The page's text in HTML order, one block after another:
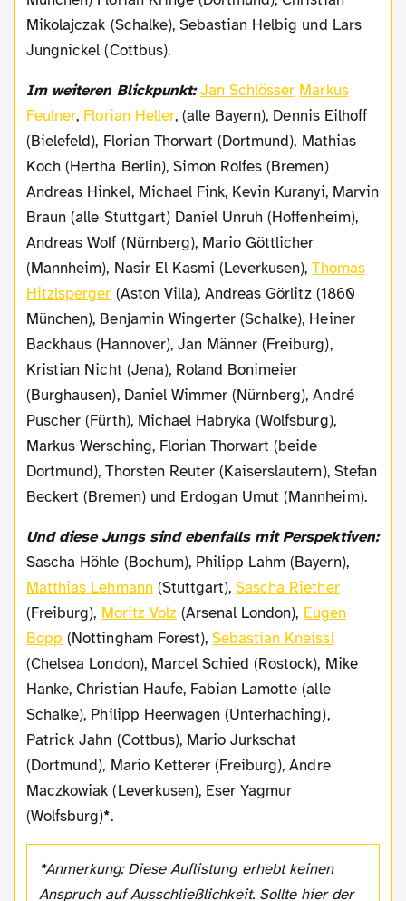
Mikolajczak (Schalke), Sebastian Helbig und Lars
Jungnickel (Cottbus).
Im weiteren Blickpunkt: Jan Schlösser Markus
Feulner, Florian Heller, (alle Bayern), Dennis Eilhoff
(Bielefeld), Florian Thorwart (Dortmund), Mathias
Koch (Hertha Berlin), Simon Rolfes (Bremen)
Andreas Hinkel, Michael Fink, Kevin Kuranyi, Marvin
Braun (alle Stuttgart) Daniel Unruh (Hoffenheim),
Andreas Wolf (Nürnberg), Mario Göttlicher
(Mannheim), Nasir El Kasmi (Leverkusen),Thomas
Hitzlsperger (Aston Villa), Andreas Görlitz (1860
München), Benjamin Wingerter (Schalke), Heiner
Backhaus (Hannover), Jan Männer (Freiburg),
Kristian Nicht (Jena), Roland Bonimeier
(Burghausen), Daniel Wimmer (Nürnberg), André
Puscher (Fürth), Michael Habryka (Wolfsburg),
Markus Wersching, Florian Thorwart (beide
Dortmund), Thorsten Reuter (Kaiserslautern), Stefan
Beckert (Bremen) und Erdogan Umut (Mannheim).
Und diese Jungs sind ebenfalls mit Perspektiven:
Sascha Höhle (Bochum), Philipp Lahm (Bayern),
Matthias Lehmann(Stuttgart),Sascha Riether
(Freiburg), Moritz Volz(Arsenal London), Eugen
Bopp (Nottingham Forest), Sebastian Kneissl
(Chelsea London), Marcel Schied (Rostock), Mike
Hanke, Christian Haufe, Fabian Lamotte (alle
Schalke), Philipp Heerwagen (Unterhaching),
Patrick Jahn (Cottbus), Mario Jurkschat
(Dortmund), Mario Ketterer (Freiburg), Andre
Maczkowiak (Leverkusen), Eser Yagmur
(Wolfsburg)*.
*Anmerkung: Diese Auflistung erhebt keinen
Anspruch auf Ausschließlichkeit. Sollte hier der